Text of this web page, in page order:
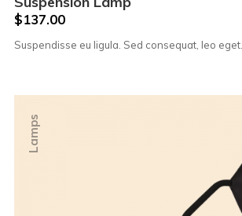
$137.00
Suspendisse eu ligula. Sed consequat, leo eget…
Lamps